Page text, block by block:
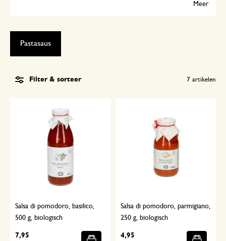
Meer
Pastasaus
Filter & sorteer 7 artikelen
Salsa di pomodoro, basilico,
500 g, biologisch
7,95
Salsa di pomodoro, parmigiano,
250 g, biologisch
4,95